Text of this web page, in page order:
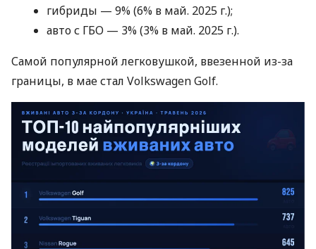
гибриды — 9% (6% в май. 2025 г.);
авто с ГБО — 3% (3% в май. 2025 г.).
Самой популярной легковушкой, ввезенной из-за
границы, в мае стал Volkswagen Golf.